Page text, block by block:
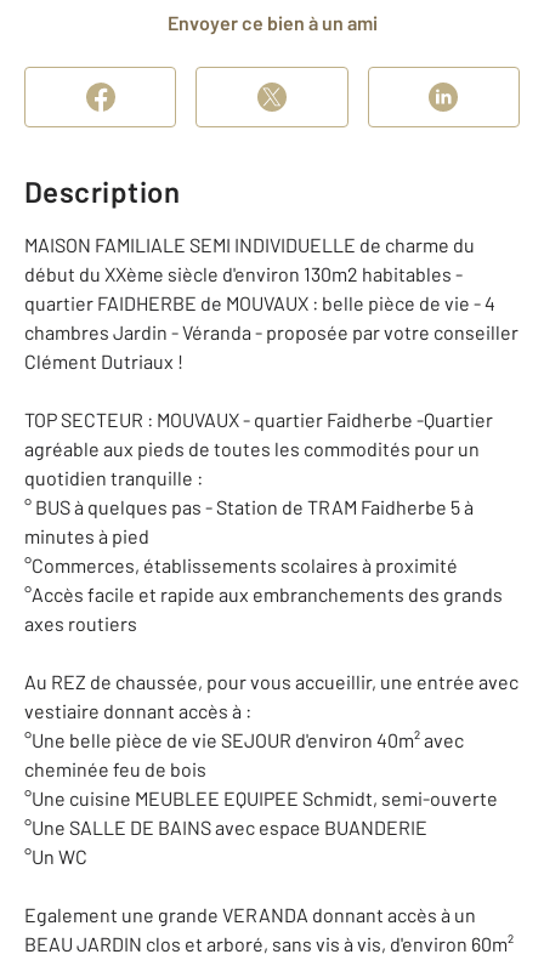
Envoyer ce bien à un ami
Description
MAISON FAMILIALE SEMI INDIVIDUELLE de charme du
début du XXème siècle d'environ 130m2 habitables -
quartier FAIDHERBE de MOUVAUX : belle pièce de vie - 4
chambres Jardin - Véranda - proposée par votre conseiller
Clément Dutriaux !
TOP SECTEUR : MOUVAUX - quartier Faidherbe -Quartier
agréable aux pieds de toutes les commodités pour un
quotidien tranquille :
° BUS à quelques pas - Station de TRAM Faidherbe 5 à
minutes à pied
°Commerces, établissements scolaires à proximité
°Accès facile et rapide aux embranchements des grands
axes routiers
Au REZ de chaussée, pour vous accueillir, une entrée avec
vestiaire donnant accès à :
°Une belle pièce de vie SEJOUR d'environ 40m² avec
cheminée feu de bois
°Une cuisine MEUBLEE EQUIPEE Schmidt, semi-ouverte
°Une SALLE DE BAINS avec espace BUANDERIE
°Un WC
Egalement une grande VERANDA donnant accès à un
BEAU JARDIN clos et arboré, sans vis à vis, d'environ 60m²